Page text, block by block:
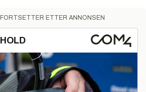
ETTER ANNONSEN